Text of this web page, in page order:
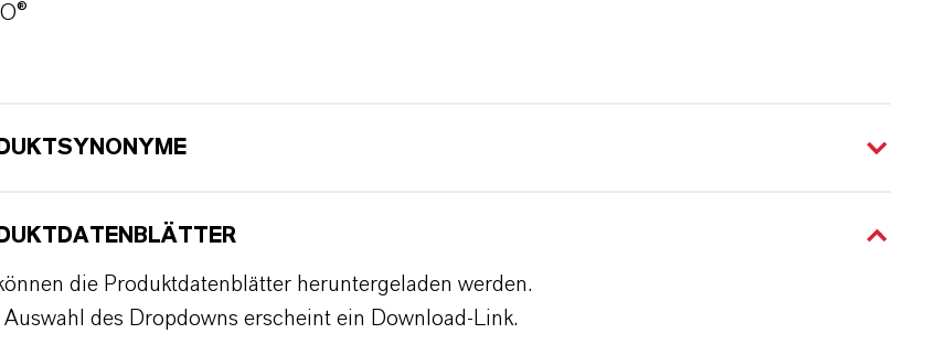
die Produktdatenblätter heruntergeladen werden.
Auswahl des Dropdowns erscheint ein Download-Link.